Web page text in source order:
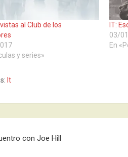
al Club de los
y series»
IT:
03/
En
It
con Joe Hill